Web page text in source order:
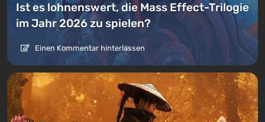
Ist es lohnenswert, die Mass Effect-Trilogie
im Jahr 2026 zu spielen?
Einen Kommentar hinterlassen